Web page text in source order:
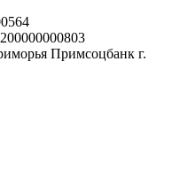
Примсоцбанк г.